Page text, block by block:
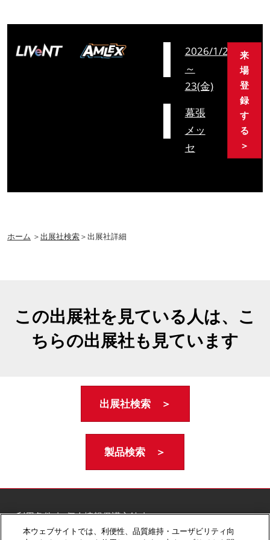
2026/1/21(水)
～
23(金)
幕張
メッ
セ
来
場
登
録
す
る
＞
ホーム ＞出展社検索＞出展社詳細
この出展社を見ている人は、こ
ちらの出展社も見ています
出展社検索 ＞
製品検索 ＞
ご利用条件
個人情報保護方針
個人情報に関する修正・利用停止など
本ウェブサイトでは、利便性、品質維持・ユーザビリティ向